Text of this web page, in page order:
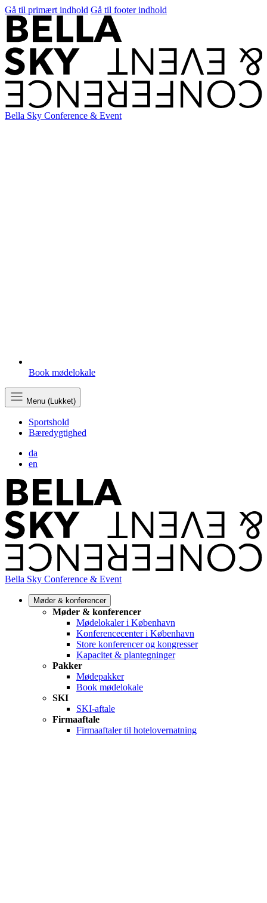
Gå til primært indhold Gå til footer indhold
Bella Sky Conference & Event
Book mødelokale
Menu (Lukket)
Sportshold
Bæredygtighed
da
en
Bella Sky Conference & Event
Møder & konferencer
Møder & konferencer
Mødelokaler i København
Konferencecenter i København
Store konferencer og kongresser
Kapacitet & plantegninger
Pakker
Mødepakker
Book mødelokale
SKI
SKI-aftale
Firmaaftale
Firmaaftaler til hotelovernatning